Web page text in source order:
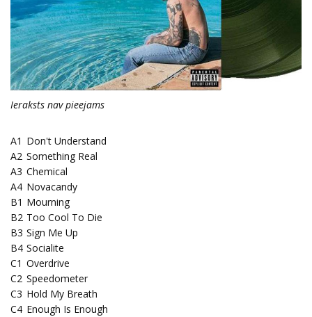
Ieraksts nav pieejams
A1 Don't Understand
A2 Something Real
A3 Chemical
A4 Novacandy
B1 Mourning
B2 Too Cool To Die
B3 Sign Me Up
B4 Socialite
C1 Overdrive
C2 Speedometer
C3 Hold My Breath
C4 Enough Is Enough